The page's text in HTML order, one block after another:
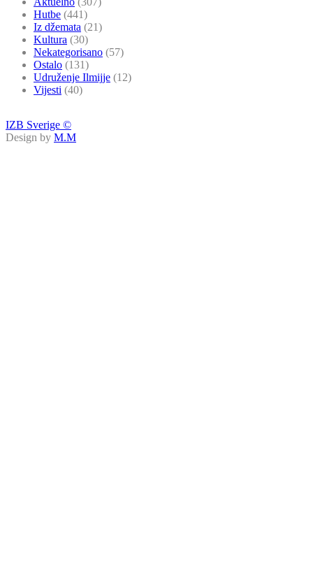
Hutbe (441)
Iz džemata (21)
Kultura (30)
Nekategorisano (57)
Ostalo (131)
Udruženje Ilmijje (12)
Vijesti (40)
IZB Sverige ©
Design by M.M